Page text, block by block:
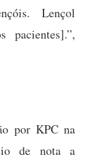
Lençol
pacientes].”,
por KPC na
de nota a